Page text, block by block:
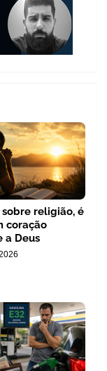
sobre religião, é
coração
a Deus